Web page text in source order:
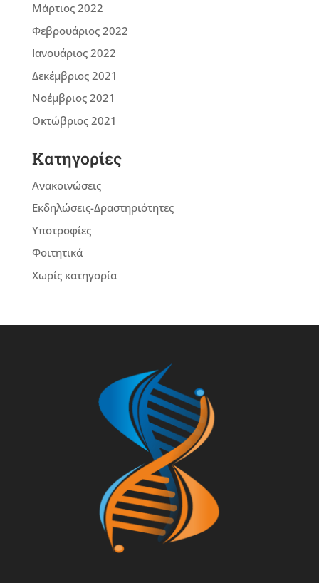
Μάρτιος 2022
Φεβρουάριος 2022
Ιανουάριος 2022
Δεκέμβριος 2021
Νοέμβριος 2021
Οκτώβριος 2021
Kατηγορίες
Ανακοινώσεις
Εκδηλώσεις-Δραστηριότητες
Υποτροφίες
Φοιτητικά
Χωρίς κατηγορία